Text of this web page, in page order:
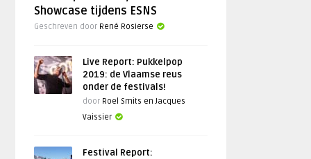
Showcase tijdens ESNS
Geschreven door René Rosierse
Live Report: Pukkelpop
2019: de Vlaamse reus
onder de festivals!
door Roel Smits en Jacques
Vaissier
Festival Report: